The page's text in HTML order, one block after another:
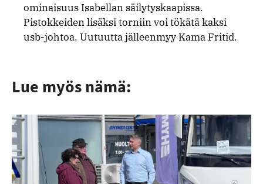
ominaisuus Isabellan säilytyskaapissa.
Pistokkeiden lisäksi torniin voi tökätä kaksi
usb-johtoa. Uutuutta jälleenmyy Kama Fritid.
Lue myös nämä: